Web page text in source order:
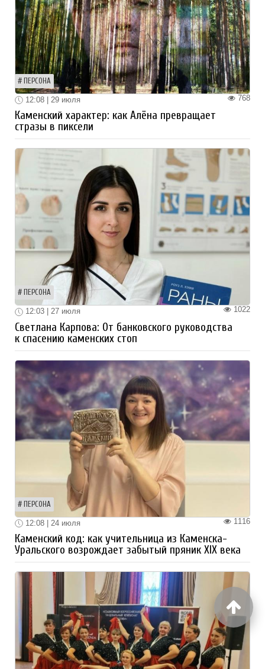
ПЕРСОНА
768
12:08 | 29 июля
Каменский характер: как Алёна превращает
стразы в пиксели
ПЕРСОНА
1022
12:03 | 27 июля
Светлана Карпова: От банковского руководства
к спасению каменских стоп
ПЕРСОНА
1116
12:08 | 24 июля
Каменский код: как учительница из Каменска-
Уральского возрождает забытый пряник XIX века